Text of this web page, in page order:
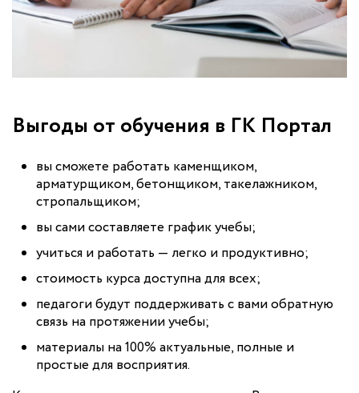
Выгоды от обучения в ГК Портал
вы сможете работать каменщиком,
арматурщиком, бетонщиком, такелажником,
стропальщиком;
вы сами составляете график учебы;
учиться и работать — легко и продуктивно;
стоимость курса доступна для всех;
педагоги будут поддерживать с вами обратную
связь на протяжении учебы;
материалы на 100% актуальные, полные и
простые для восприятия.